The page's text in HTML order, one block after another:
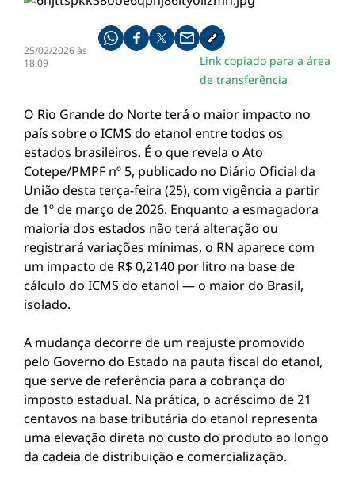
25/02/2026 às
18:09
Compartilhe pelo whatsapp
Compartilhar no facebook
Compartilhar no twitter
Compartilhe pelo email
Copiar link da notícia
Link copiado para a área
de transferência
O Rio Grande do Norte terá o maior impacto no
país sobre o ICMS do etanol entre todos os
estados brasileiros. É o que revela o Ato
Cotepe/PMPF nº 5, publicado no Diário Oficial da
União desta terça-feira (25), com vigência a partir
de 1º de março de 2026. Enquanto a esmagadora
maioria dos estados não terá alteração ou
registrará variações mínimas, o RN aparece com
um impacto de R$ 0,2140 por litro na base de
cálculo do ICMS do etanol — o maior do Brasil,
isolado.
A mudança decorre de um reajuste promovido
pelo Governo do Estado na pauta fiscal do etanol,
que serve de referência para a cobrança do
imposto estadual. Na prática, o acréscimo de 21
centavos na base tributária do etanol representa
uma elevação direta no custo do produto ao longo
da cadeia de distribuição e comercialização.